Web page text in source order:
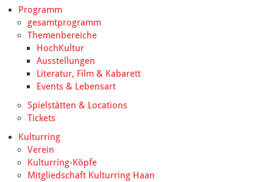
Programm
gesamtprogramm
Themenbereiche
HochKultur
Ausstellungen
Literatur, Film & Kabarett
Events & Lebensart
Spielstätten & Locations
Tickets
Kulturring
Verein
Kulturring-Köpfe
Mitgliedschaft Kulturring Haan